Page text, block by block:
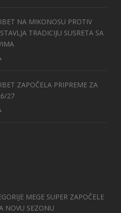
NA MIKONOSU PROTIV
TRADICIJU SUSRETA SA
ZAPOČELA PRIPREME ZA
27
MEGE SUPER ZAPOČELE
NOVU SEZONU